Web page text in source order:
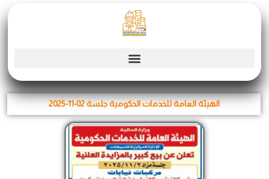
الهيئة العامة للخدمات الحكومية جلسة 02-11-2025